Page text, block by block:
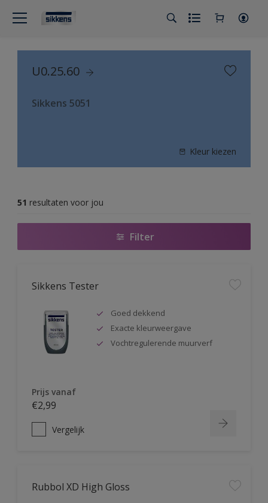
U0.25.60
Sikkens 5051
Kleur kiezen
51 resultaten voor jou
Filter
Sikkens Tester
Goed dekkend
Exacte kleurweergave
Vochtregulerende muurverf
Prijs vanaf
€2,99
Vergelijk
Rubbol XD High Gloss